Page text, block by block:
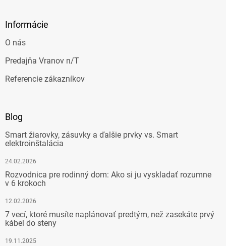
Informácie
O nás
Predajňa Vranov n/T
Referencie zákazníkov
Blog
Smart žiarovky, zásuvky a ďalšie prvky vs. Smart
elektroinštalácia
24.02.2026
Rozvodnica pre rodinný dom: Ako si ju vyskladať rozumne
v 6 krokoch
12.02.2026
7 vecí, ktoré musíte naplánovať predtým, než zasekáte prvý
kábel do steny
19.11.2025